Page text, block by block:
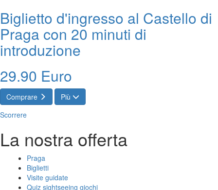
Biglietto d'ingresso al Castello di
Praga con 20 minuti di
introduzione
29.90 Euro
Comprare
Più
Scorrere
La nostra offerta
Praga
Biglietti
Visite guidate
Quiz sightseeing giochi